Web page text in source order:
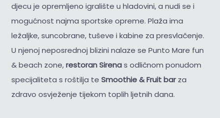
djecu je opremljeno igralište u hladovini, a nudi se i
mogućnost najma sportske opreme. Plaža ima
ležaljke, suncobrane, tuševe i kabine za presvlačenje.
U njenoj neposrednoj blizini nalaze se Punto Mare fun
& beach zone,restoran Sirenas odličnom ponudom
specijaliteta s roštilja te Smoothie & Fruit barza
zdravo osvježenje tijekom toplih ljetnih dana.